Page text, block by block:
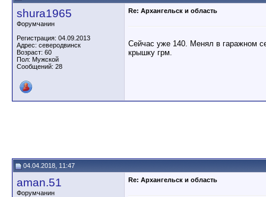
shura1965
Форумчанин
Регистрация: 04.09.2013
Адрес: северодвинск
Возраст: 60
Пол: Мужской
Сообщений: 28
Re: Архангельск и область
Сейчас уже 140. Менял в гаражном
крышку грм.
04.04.2018, 11:47
aman.51
Форумчанин
Re: Архангельск и область